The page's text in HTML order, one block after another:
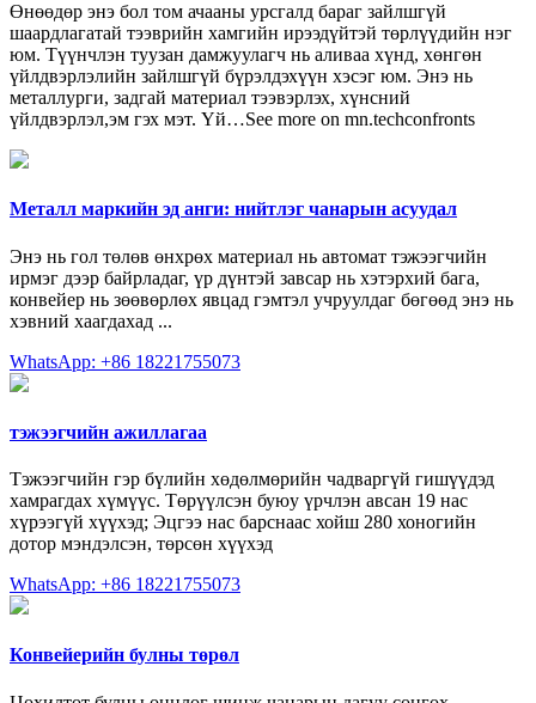
Өнөөдөр энэ бол том ачааны урсгалд бараг зайлшгүй
шаардлагатай тээврийн хамгийн ирээдүйтэй төрлүүдийн нэг
юм. Түүнчлэн туузан дамжуулагч нь аливаа хүнд, хөнгөн
үйлдвэрлэлийн зайлшгүй бүрэлдэхүүн хэсэг юм. Энэ нь
металлурги, задгай материал тээвэрлэх, хүнсний
үйлдвэрлэл,эм гэх мэт. Үй…See more on mn.techconfronts
Металл маркийн эд анги: нийтлэг чанарын асуудал
Энэ нь гол төлөв өнхрөх материал нь автомат тэжээгчийн
ирмэг дээр байрладаг, үр дүнтэй завсар нь хэтэрхий бага,
конвейер нь зөөвөрлөх явцад гэмтэл учруулдаг бөгөөд энэ нь
хэвний хаагдахад ...
WhatsApp: +86 18221755073
тэжээгчийн ажиллагаа
Тэжээгчийн гэр бүлийн хөдөлмөрийн чадваргүй гишүүдэд
хамрагдах хүмүүс. Төрүүлсэн буюу үрчлэн авсан 19 нас
хүрээгүй хүүхэд; Эцгээ нас барснаас хойш 280 хоногийн
дотор мэндэлсэн, төрсөн хүүхэд
WhatsApp: +86 18221755073
Конвейерийн булны төрөл